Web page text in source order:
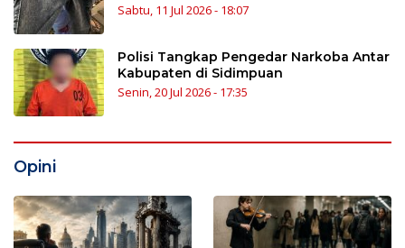
Sabtu, 11 Jul 2026 - 18:07
Polisi Tangkap Pengedar Narkoba Antar
Kabupaten di Sidimpuan
Senin, 20 Jul 2026 - 17:35
Opini